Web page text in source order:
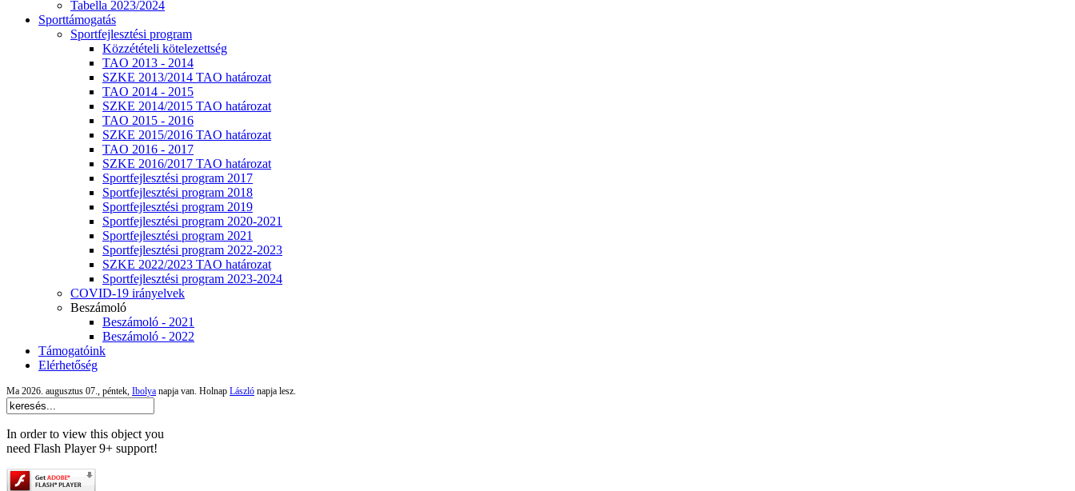
Tabella 2023/2024
Sporttámogatás
Sportfejlesztési program
Közzétételi kötelezettség
TAO 2013 - 2014
SZKE 2013/2014 TAO határozat
TAO 2014 - 2015
SZKE 2014/2015 TAO határozat
TAO 2015 - 2016
SZKE 2015/2016 TAO határozat
TAO 2016 - 2017
SZKE 2016/2017 TAO határozat
Sportfejlesztési program 2017
Sportfejlesztési program 2018
Sportfejlesztési program 2019
Sportfejlesztési program 2020-2021
Sportfejlesztési program 2021
Sportfejlesztési program 2022-2023
SZKE 2022/2023 TAO határozat
Sportfejlesztési program 2023-2024
COVID-19 irányelvek
Beszámoló
Beszámoló - 2021
Beszámoló - 2022
Támogatóink
Elérhetőség
Ma 2026. augusztus 07., péntek, Ibolya napja van. Holnap László napja lesz.
In order to view this object you
need Flash Player 9+ support!